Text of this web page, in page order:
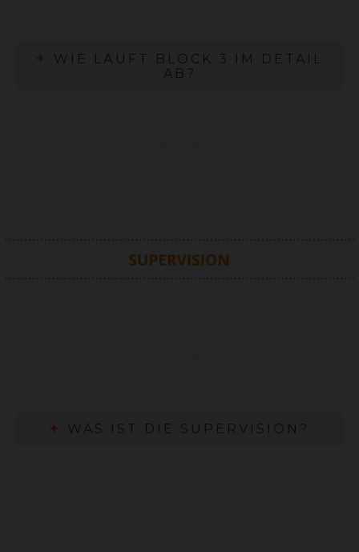
+
WIE LÄUFT BLOCK 3 IM DETAIL
AB?
+ WAS IST DIE SUPERVISION?